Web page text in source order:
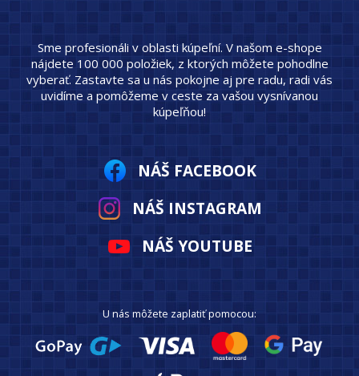
Sme profesionáli v oblasti kúpeľní. V našom e-shope
nájdete 100 000 položiek, z ktorých môžete pohodlne
vyberať. Zastavte sa u nás pokojne aj pre radu, radi vás
uvidíme a pomôžeme v ceste za vašou vysnívanou
kúpeľňou!
NÁŠ FACEBOOK
NÁŠ INSTAGRAM
NÁŠ YOUTUBE
U nás môžete zaplatiť pomocou: